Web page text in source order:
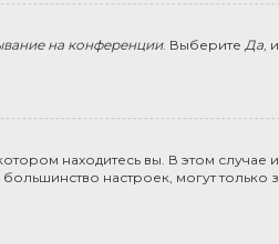
на конференции. Выберите Да ,
находитесь вы. В этом случае
настроек, могут